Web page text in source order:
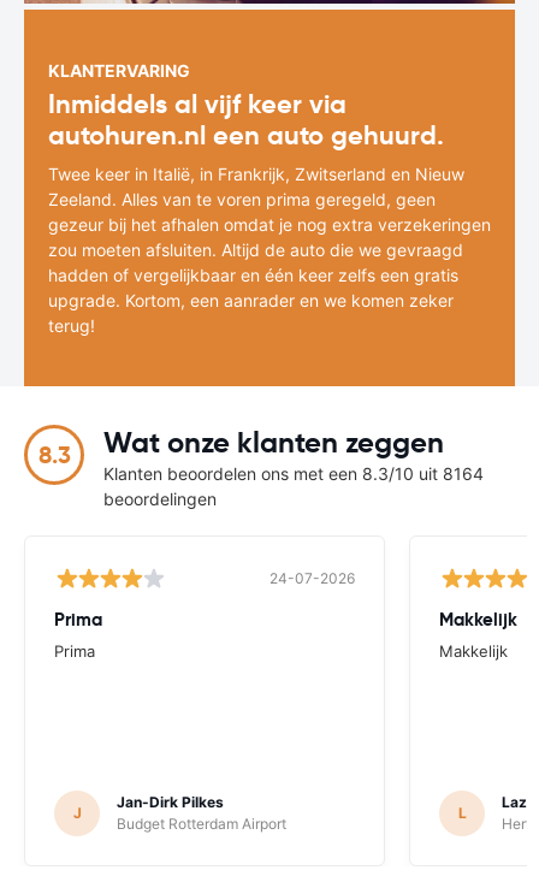
KLANTERVARING
Inmiddels al vijf keer via
autohuren.nl een auto gehuurd.
Twee keer in Italië, in Frankrijk, Zwitserland en Nieuw
Zeeland. Alles van te voren prima geregeld, geen
gezeur bij het afhalen omdat je nog extra verzekeringen
zou moeten afsluiten. Altijd de auto die we gevraagd
hadden of vergelijkbaar en één keer zelfs een gratis
upgrade. Kortom, een aanrader en we komen zeker
terug!
8.3 Wat onze klanten zeggen
Klanten beoordelen ons met een 8.3/10 uit 8164
beoordelingen
24-07-2026
Prima
Prima
J
Jan-Dirk Pilkes
Budget Rotterdam Airport
Makkelijk
Makkelijk
L